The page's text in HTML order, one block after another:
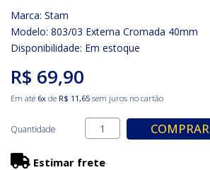
Marca: Stam
Modelo: 803/03 Externa Cromada 40mm
Disponibilidade: Em estoque
R$ 69,90
Em até 6x de R$ 11,65 sem juros no cartão
Quantidade COMPRAR
Estimar frete